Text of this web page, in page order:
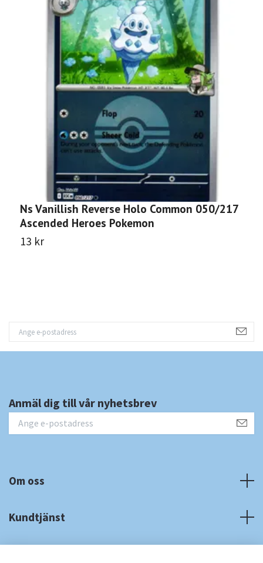
Ns Vanillish Reverse Holo Common 050/217
Ascended Heroes Pokemon
13 kr
Anmäl dig till vår nyhetsbrev
Om oss
Kundtjänst